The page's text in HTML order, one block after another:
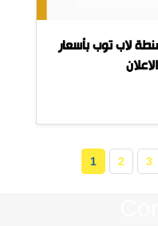
لاب توب بأسعار
1 2 3